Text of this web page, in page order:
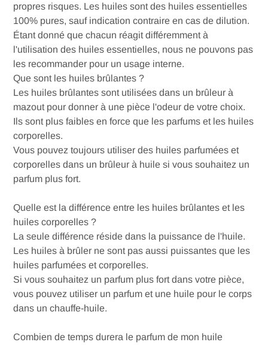
propres risques. Les huiles sont des huiles essentielles
100% pures, sauf indication contraire en cas de dilution.
Étant donné que chacun réagit différemment à
l'utilisation des huiles essentielles, nous ne pouvons pas
les recommander pour un usage interne.
Que sont les huiles brûlantes ?
Les huiles brûlantes sont utilisées dans un brûleur à
mazout pour donner à une pièce l'odeur de votre choix.
Ils sont plus faibles en force que les parfums et les huiles
corporelles.
Vous pouvez toujours utiliser des huiles parfumées et
corporelles dans un brûleur à huile si vous souhaitez un
parfum plus fort.
Quelle est la différence entre les huiles brûlantes et les
huiles corporelles ?
La seule différence réside dans la puissance de l'huile.
Les huiles à brûler ne sont pas aussi puissantes que les
huiles parfumées et corporelles.
Si vous souhaitez un parfum plus fort dans votre pièce,
vous pouvez utiliser un parfum et une huile pour le corps
dans un chauffe-huile.
Combien de temps durera le parfum de mon huile